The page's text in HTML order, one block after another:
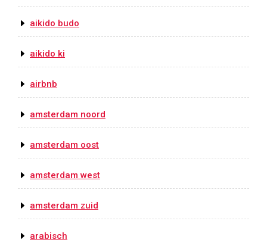
aikido budo
aikido ki
airbnb
amsterdam noord
amsterdam oost
amsterdam west
amsterdam zuid
arabisch